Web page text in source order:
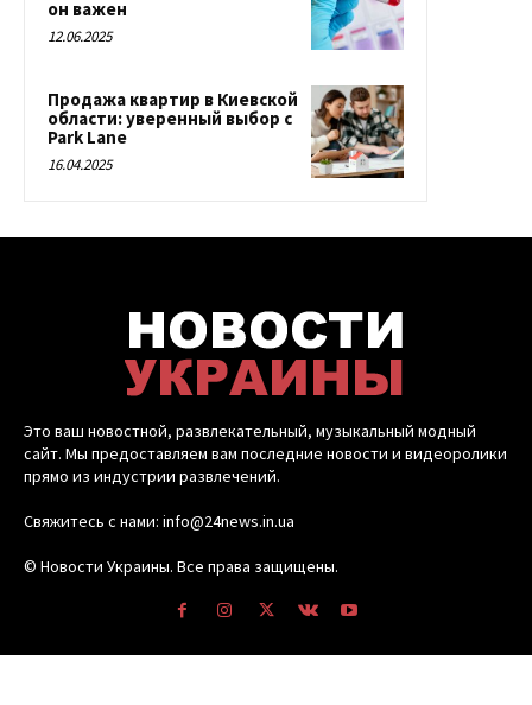
он важен
12.06.2025
Продажа квартир в Киевской
области: уверенный выбор с
Park Lane
16.04.2025
Это ваш новостной, развлекательный, музыкальный модный
сайт. Мы предоставляем вам последние новости и видеоролики
прямо из индустрии развлечений.
Свяжитесь с нами: info@24news.in.ua
© Новости Украины. Все права защищены.